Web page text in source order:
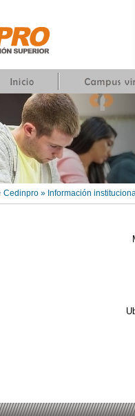
Cedinpro » Información